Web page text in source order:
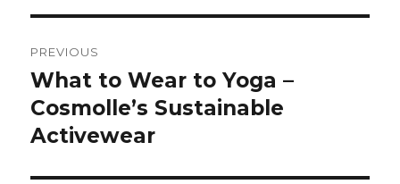
navigation
PREVIOUS
Previous
post:
What to Wear to Yoga –
Cosmolle’s Sustainable
Activewear